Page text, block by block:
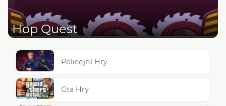
Hop Quest
Policejní Hry
Gta Hry